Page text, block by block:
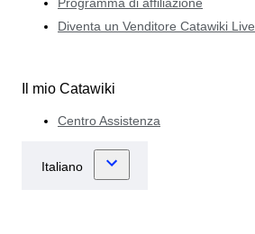
Diventa un Venditore Catawiki Live
Il mio Catawiki
Centro Assistenza